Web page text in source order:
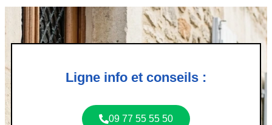
Ligne info et conseils :
09 77 55 55 50